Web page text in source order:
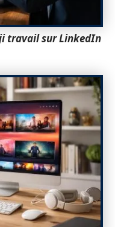
travail sur LinkedIn